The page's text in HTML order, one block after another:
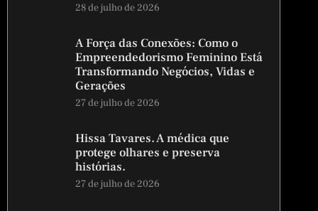
28 de julho de 2026
A Força das Conexões: Como o
Empreendedorismo Feminino Está
Transformando Negócios, Vidas e
Gerações
27 de julho de 2026
Hissa Tavares. A médica que
protege olhares e preserva
histórias.
27 de julho de 2026